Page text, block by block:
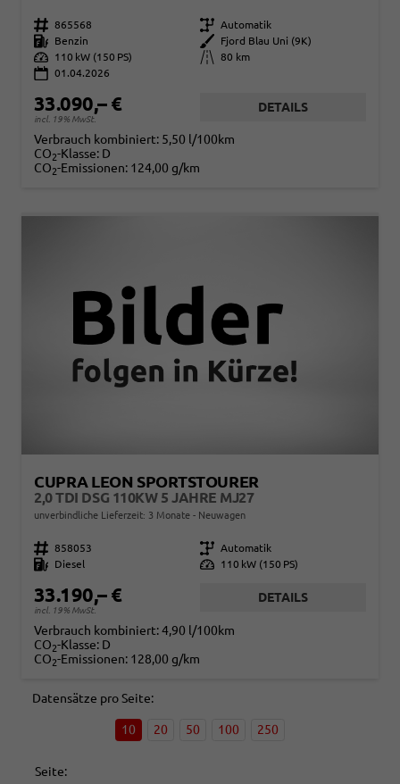
Fahrzeugnr. 865568 Getriebe Automatik
Kraftstoff
Benzin Außenfarbe
Fjord Blau Uni (9K)
Leistung
110 kW (150 PS) Kilometerstand
80 km
01.04.2026
33.090,– €
incl. 19% MwSt.
DETAILS
Verbrauch kombiniert: 5,50 l/100km
CO2-Klasse: D
CO2-Emissionen: 124,00 g/km
CUPRA LEON SPORTSTOURER
2,0 TDI DSG 110KW 5 JAHRE MJ27
unverbindliche Lieferzeit: 3 Monate Neuwagen
Fahrzeugnr. 858053 Getriebe Automatik
Kraftstoff
Diesel Leistung 110 kW (150 PS)
33.190,– €
incl. 19% MwSt.
DETAILS
Verbrauch kombiniert:4,90 l/100km
CO2-Klasse: D
CO2-Emissionen: 128,00 g/km
Datensätze pro Seite:
10 20 50 100 250
Seite: